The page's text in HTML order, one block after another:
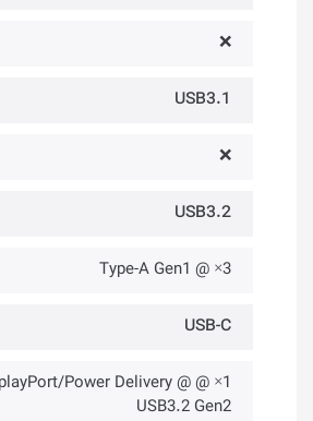
❌
USB3.1
❌
USB3.2
3× @ Type-A Gen1
USB-C
Power Delivery @
USB3.2 Gen2